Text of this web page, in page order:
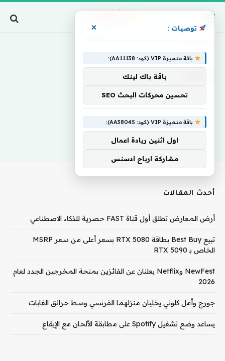
أحدث المقالات
أرض المعارض تطلق أول قناة FAST حصرية للذكاء الاصطناعي
تبيع Best Buy بطاقة RTX 5080 بسعر أعلى من سعر MSRP
الخاص بـ RTX 5090
NewFest وNetflix يعلنان عن الفائزين بمنحة المخرجين الجدد لعام
2026
جورج وأمل كلوني يخليان منزلهما الفرنسي وسط حرائق الغابات
يساعد وضع تشغيل Spotify على مطابقة الألحان مع الإيقاع
توصيات : ×
باقة متميزة VIP (كود: AA11138):
باقة باك لينك
تحسين محركات البحث SEO
باقة متميزة VIP (كود: AA38045):
اول اثنين ريادة اعمال
مشاركة ارباح ادسنس